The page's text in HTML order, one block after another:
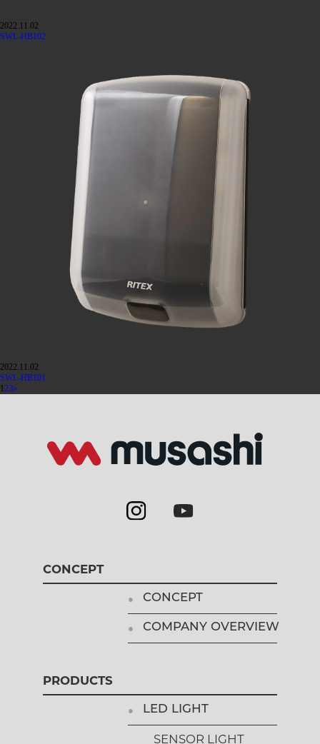
2022.11.02
SWL-HB102
2022.11.02
SWL-HB101
1 23»
CONCEPT
CONCEPT
COMPANY OVERVIEW
PRODUCTS
LED LIGHT
SENSOR LIGHT